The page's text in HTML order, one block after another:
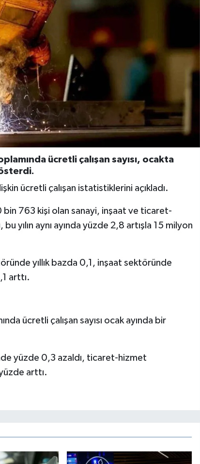
ücretli çalışan sayısı, ocakta
ücretli çalışan istatistiklerini açıkladı.
bin 763 kişi olan sanayi, inşaat ve ticaret-
yılın aynı ayında yüzde 2,8 artışla 15 milyon
yıllık bazda 0,1, inşaat sektöründe
arttı.
ücretli çalışan sayısı ocak ayında bir
yüzde 0,3 azaldı, ticaret-hizmet
arttı.